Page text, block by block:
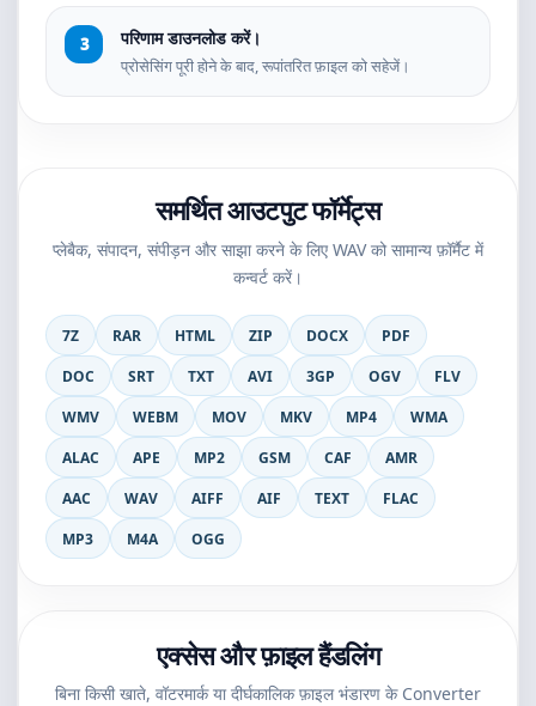
परिणाम डाउनलोड करें।
प्रोसेसिंग पूरी होने के बाद, रूपांतरित फ़ाइल को सहेजें।
समर्थित आउटपुट फॉर्मेट्स
प्लेबैक, संपादन, संपीड़न और साझा करने के लिए WAV को सामान्य फ़ॉर्मैट में
कन्वर्ट करें।
7Z RAR HTML ZIP DOCX
PDF
DOC
SRT TXT AVI 3GP OGV
FLV
WMV
WEBM MOV MKV MP4
WMA
ALAC
APE MP2 GSM CAF
AMR
AAC
WAV AIFF AIF TEXT
FLAC
MP3
M4A OGG
एक्सेस और फ़ाइल हैंडलिंग
बिना किसी खाते, वॉटरमार्क या दीर्घकालिक फ़ाइल भंडारण के Converter